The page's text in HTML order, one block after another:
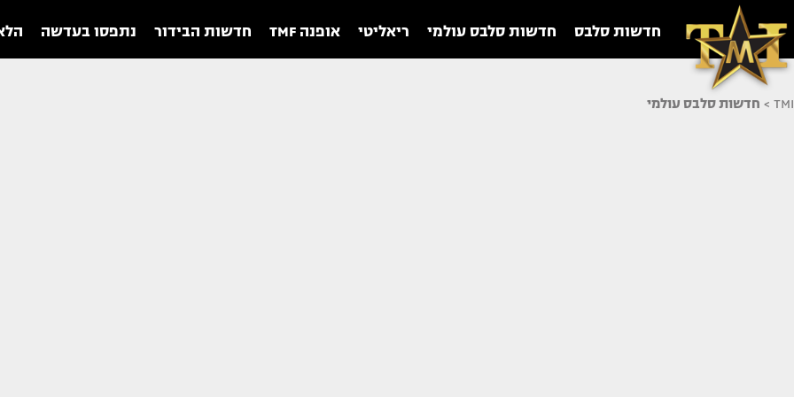
חדשות סלבס חדשות סלבס עולמי ריאליטי אופנה TMF חדשות הבידור נתפסו בעדשה
TMI
> חדשות סלבס עולמי